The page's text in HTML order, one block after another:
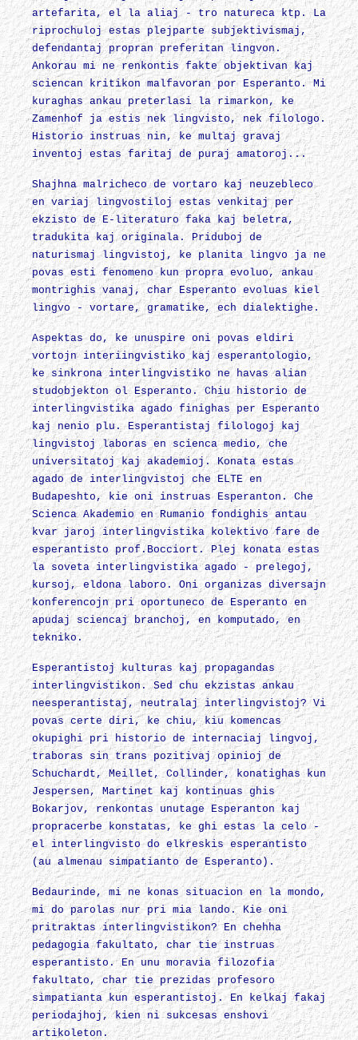
artefarita, el la aliaj - tro natureca ktp. La
riprochuloj estas plejparte subjektivismaj,
defendantaj propran preferitan lingvon.
Ankorau mi ne renkontis fakte objektivan kaj
sciencan kritikon malfavoran por Esperanto. Mi
kuraghas ankau preterlasi la rimarkon, ke
Zamenhof ja estis nek lingvisto, nek filologo.
Historio instruas nin, ke multaj gravaj
inventoj estas faritaj de puraj amatoroj...
Shajhna malricheco de vortaro kaj neuzebleco
en variaj lingvostiloj estas venkitaj per
ekzisto de E-literaturo faka kaj beletra,
tradukita kaj originala. Priduboj de
naturismaj lingvistoj, ke planita lingvo ja ne
povas esti fenomeno kun propra evoluo, ankau
montrighis vanaj, char Esperanto evoluas kiel
lingvo - vortare, gramatike, ech dialektighe.
Aspektas do, ke unuspire oni povas eldiri
vortojn interiingvistiko kaj esperantologio,
ke sinkrona interlingvistiko ne havas alian
studobjekton ol Esperanto. Chiu historio de
interlingvistika agado finighas per Esperanto
kaj nenio plu. Esperantistaj filologoj kaj
lingvistoj laboras en scienca medio, che
universitatoj kaj akademioj. Konata estas
agado de interlingvistoj che ELTE en
Budapeshto, kie oni instruas Esperanton. Che
Scienca Akademio en Rumanio fondighis antau
kvar jaroj interlingvistika kolektivo fare de
esperantisto prof.Bocciort. Plej konata estas
la soveta interlingvistika agado - prelegoj,
kursoj, eldona laboro. Oni organizas diversajn
konferencojn pri oportuneco de Esperanto en
apudaj sciencaj branchoj, en komputado, en
tekniko.
Esperantistoj kulturas kaj propagandas
interlingvistikon. Sed chu ekzistas ankau
neesperantistaj, neutralaj interlingvistoj? Vi
povas certe diri, ke chiu, kiu komencas
okupighi pri historio de internaciaj lingvoj,
traboras sin trans pozitivaj opinioj de
Schuchardt, Meillet, Collinder, konatighas kun
Jespersen, Martinet kaj kontinuas ghis
Bokarjov, renkontas unutage Esperanton kaj
propracerbe konstatas, ke ghi estas la celo -
el interlingvisto do elkreskis esperantisto
(au almenau simpatianto de Esperanto).
Bedaurinde, mi ne konas situacion en la mondo,
mi do parolas nur pri mia lando. Kie oni
pritraktas interlingvistikon? En chehha
pedagogia fakultato, char tie instruas
esperantisto. En unu moravia filozofia
fakultato, char tie prezidas profesoro
simpatianta kun esperantistoj. En kelkaj fakaj
periodajhoj, kien ni sukcesas enshovi
artikoleton.